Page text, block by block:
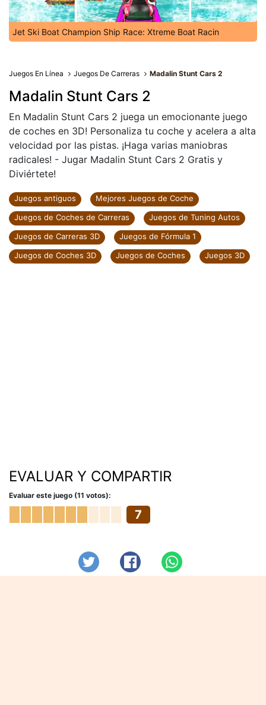
Jet Ski Boat Champion Ship Race: Xtreme Boat Racin
Juegos En Línea Juegos De Carreras Madalin Stunt Cars 2
Madalin Stunt Cars 2
En Madalin Stunt Cars 2 juega un emocionante juego
de coches en 3D! Personaliza tu coche y acelera a alta
velocidad por las pistas. ¡Haga varias maniobras
radicales! - Jugar Madalin Stunt Cars 2 Gratis y
Diviértete!
Juegos antiguos
Mejores Juegos de Coche
Juegos de Coches de Carreras
Juegos de Tuning Autos
Juegos de Carreras 3D
Juegos de Fórmula 1
Juegos de Coches 3D
Juegos de Coches Juegos 3D
EVALUAR Y COMPARTIR
Evaluar este juego (11 votos):
7